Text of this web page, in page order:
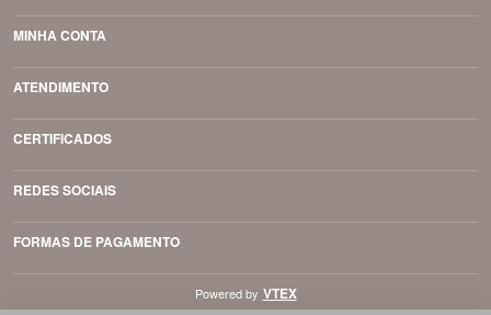
MINHA CONTA
ATENDIMENTO
CERTIFICADOS
REDES SOCIAIS
FORMAS DE PAGAMENTO
Powered by VTEX